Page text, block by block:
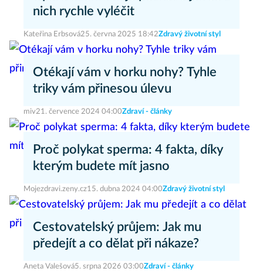
nich rychle vyléčit
Kateřina Erbsová25. června 2025 18:42Zdravý životní styl
Otékají vám v horku nohy? Tyhle
triky vám přinesou úlevu
miv21. července 2024 04:00Zdraví - články
Proč polykat sperma: 4 fakta, díky
kterým budete mít jasno
Mojezdravi.zeny.cz15. dubna 2024 04:00Zdravý životní styl
Cestovatelský průjem: Jak mu
předejít a co dělat při nákaze?
Aneta Valešová5. srpna 2026 03:00Zdraví - články